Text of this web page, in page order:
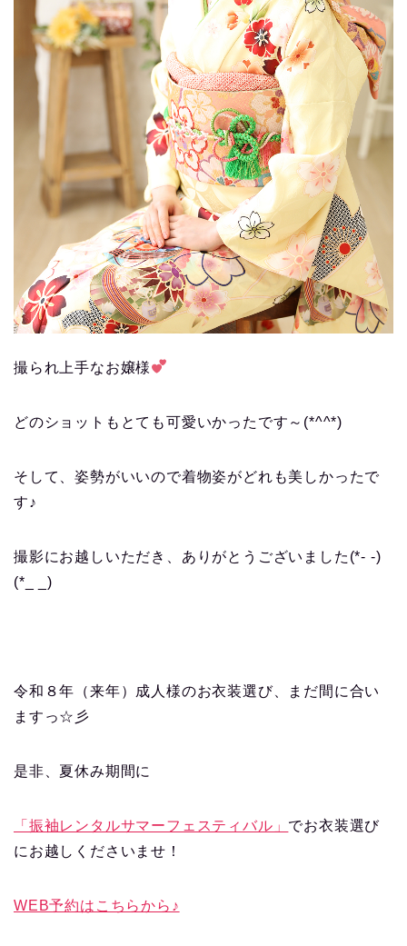
撮られ上手なお嬢様
どのショットもとても可愛いかったです～(*^^*)
そして、姿勢がいいので着物姿がどれも美しかったで
す♪
撮影にお越しいただき、ありがとうございました(*- -)
(*_ _)
令和８年（来年）成人様のお衣装選び、まだ間に合い
ますっ☆彡
是非、夏休み期間に
「振袖レンタルサマーフェスティバル」 でお衣装選び
にお越しくださいませ！
WEB予約はこちらから♪